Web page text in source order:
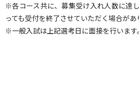
※各コース共に、募集受け入れ人数に達
っても受付を終了させていただく場合があ
※一般入試は上記選考日に面接を行います。